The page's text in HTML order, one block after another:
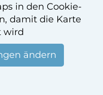
in den Cookie-
damit die Karte
wird
ändern